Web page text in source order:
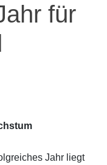
für
Jahr liegt